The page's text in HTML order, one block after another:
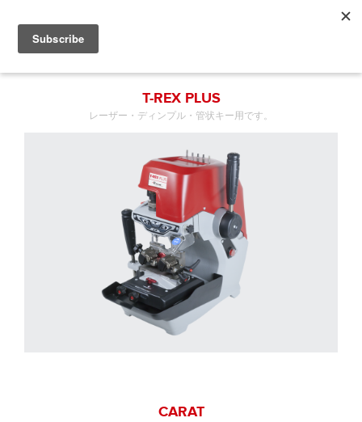
T-REX PLUS
レーザー・ディンプル・管状キー用です。
CARAT